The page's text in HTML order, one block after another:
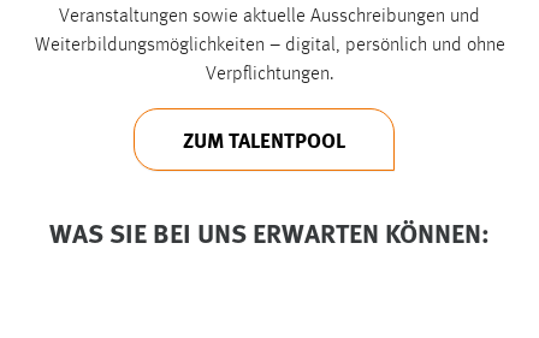
Veranstaltungen sowie aktuelle Ausschreibungen und
Weiterbildungsmöglichkeiten – digital, persönlich und ohne
Verpflichtungen.
ZUM TALENTPOOL
WAS SIE BEI UNS ERWARTEN KÖNNEN:
Chat
chat-frame-style-5e9dbeb1811c0446
Zweck:
Cookie Laufzeit: